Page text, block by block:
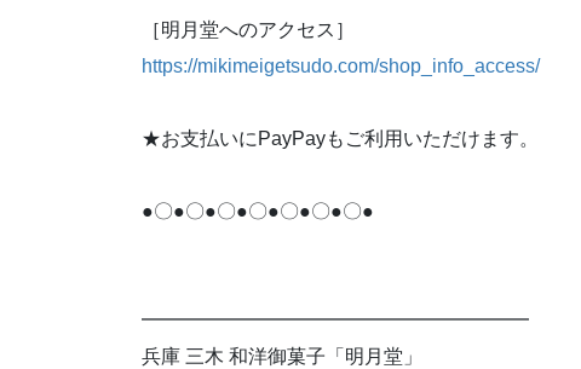
［明月堂へのアクセス］
https://mikimeigetsudo.com/shop_info_access/
★お支払いにPayPayもご利用いただけます。
●〇●〇●〇●〇●〇●〇●〇●
━━━━━━━━━━━━━━━━━━━━
兵庫 三木 和洋御菓子「明月堂」